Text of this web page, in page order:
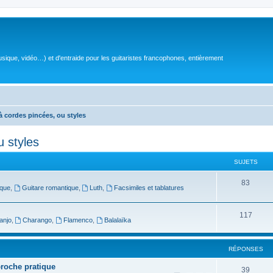
vidéo…) et d'entraide pour les guitaristes francophones, entièrement
cordes pincées, ou styles
styles
SUJETS
, Guitare romantique, Luth
Facsimiles et tablatures
83
j
t
, Charango Flamenco Balalaïka
117S
j
RÉPONSES
pratique 39